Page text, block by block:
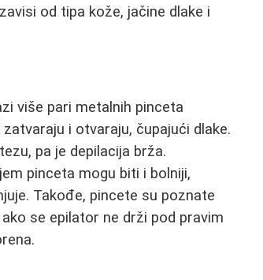
od tipa kože, jačine dlake i
više pari metalnih pinceta
i otvaraju, čupajući dlake.
pa je depilacija brža.
pinceta mogu biti i bolniji,
Takođe, pincete su poznate
se epilator ne drži pod pravim